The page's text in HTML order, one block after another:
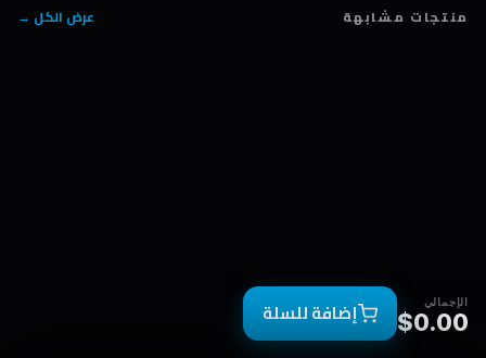
منتجات مشابهة عرض الكل →
الإجمالي
$0.00 إضافة للسلة